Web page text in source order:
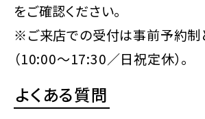
をご確認ください。
※ご来店での受付は事前予約制
（10:00～17:30／日祝定休）。
よくある質問